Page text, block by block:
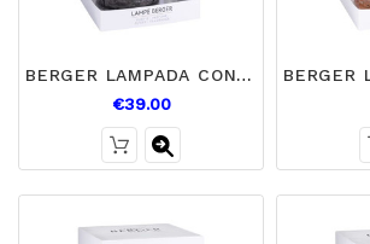
BERGER LAMPADA CON LIQUIDO MIRAGE NOIRE
€39.00